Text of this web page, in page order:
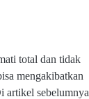
total dan tidak
mengakibatkan
artikel sebelumnya